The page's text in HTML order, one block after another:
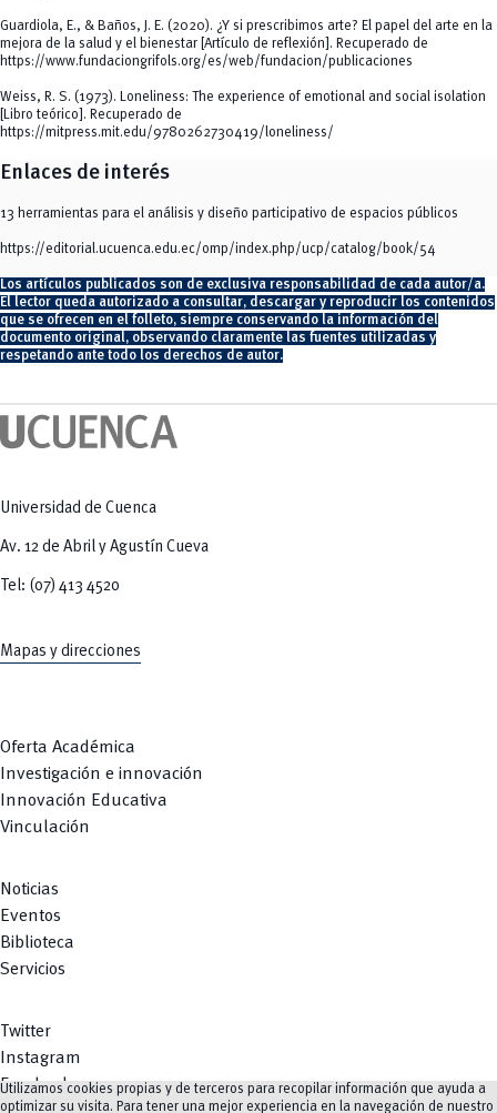
Guardiola, E., & Baños, J. E. (2020). ¿Y si prescribimos arte? El papel del arte en la
mejora de la salud y el bienestar [Artículo de reflexión]. Recuperado de
https://www.fundaciongrifols.org/es/web/fundacion/publicaciones
Weiss, R. S. (1973). Loneliness: The experience of emotional and social isolation
[Libro teórico]. Recuperado de
https://mitpress.mit.edu/9780262730419/loneliness/
Enlaces de interés
13 herramientas para el análisis y diseño participativo de espacios públicos
https://editorial.ucuenca.edu.ec/omp/index.php/ucp/catalog/book/54
Los artículos publicados son de exclusiva responsabilidad de cada autor/a.
El lector queda autorizado a consultar, descargar y reproducir los contenidos
que se ofrecen en el folleto, siempre conservando la información del
documento original, observando claramente las fuentes utilizadas y
respetando ante todo los derechos de autor.
Universidad de Cuenca
Av. 12 de Abril y Agustín Cueva
Tel: (07) 413 4520
Mapas y direcciones
Oferta Académica
Investigación e innovación
Innovación Educativa
Vinculación
Noticias
Eventos
Biblioteca
Servicios
Twitter
Instagram
Facebook
Utilizamos cookies propias y de terceros para recopilar información que ayuda a
optimizar su visita. Para tener una mejor experiencia en la navegación de nuestro